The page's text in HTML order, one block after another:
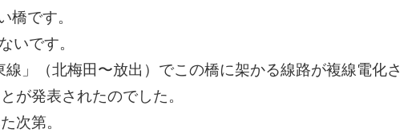
です。
いです。
」（北梅田〜放出）でこの橋に架かる線路が複線電化さ
が発表されたのでした。
次第。